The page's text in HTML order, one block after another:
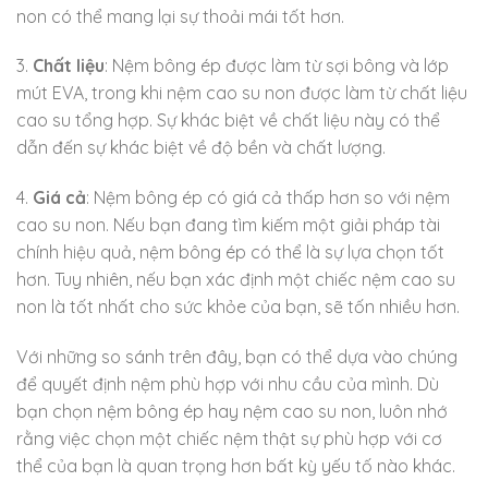
non có thể mang lại sự thoải mái tốt hơn.
3. Chất liệu: Nệm bông ép được làm từ sợi bông và lớp
mút EVA, trong khi nệm cao su non được làm từ chất liệu
cao su tổng hợp. Sự khác biệt về chất liệu này có thể
dẫn đến sự khác biệt về độ bền và chất lượng.
4. Giá cả: Nệm bông ép có giá cả thấp hơn so với nệm
cao su non. Nếu bạn đang tìm kiếm một giải pháp tài
chính hiệu quả, nệm bông ép có thể là sự lựa chọn tốt
hơn. Tuy nhiên, nếu bạn xác định một chiếc nệm cao su
non là tốt nhất cho sức khỏe của bạn, sẽ tốn nhiều hơn.
Với những so sánh trên đây, bạn có thể dựa vào chúng
để quyết định nệm phù hợp với nhu cầu của mình. Dù
bạn chọn nệm bông ép hay nệm cao su non, luôn nhớ
rằng việc chọn một chiếc nệm thật sự phù hợp với cơ
thể của bạn là quan trọng hơn bất kỳ yếu tố nào khác.